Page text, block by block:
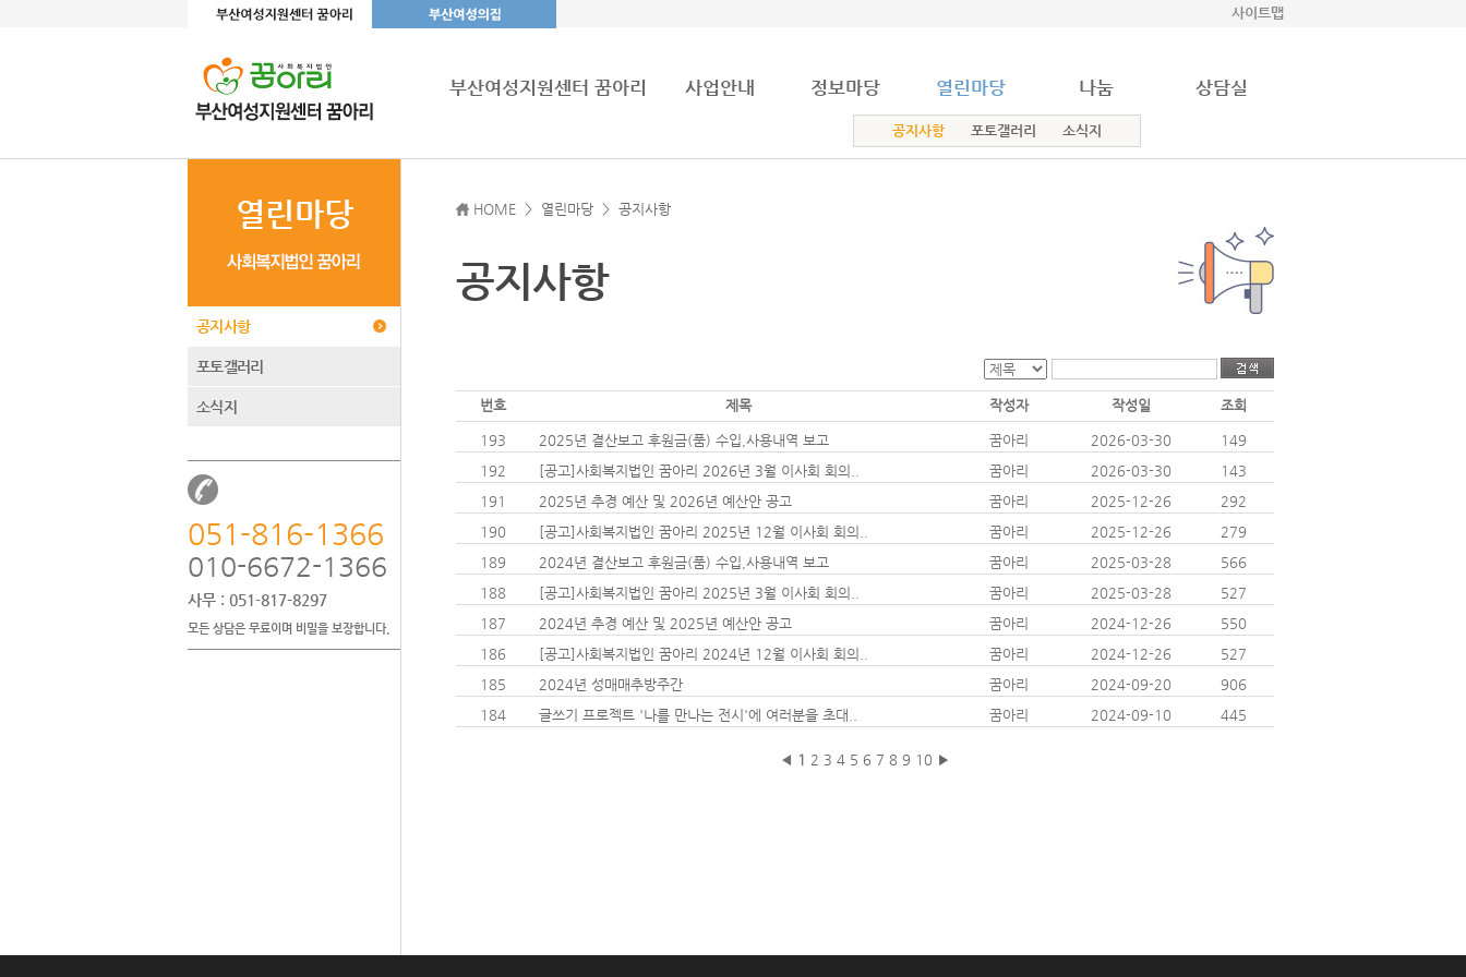
사이트맵
부산여성지원센터 꿈아리 사업안내 정보마당 열린마당
공지사항 포토갤러리 소식지
나눔 상담실
열린마당
공지사항
포토갤러리
소식지
051-816-1366
010-6672-1366
사무 : 051-817-8297
모든 상담은 무료이며 비밀을 보장합니다.
HOME > 열린마당 > 공지사항
공지사항
번호 제목 작성자 작성일 조회
193 2025년 결산보고 후원금(품) 수입,사용내역 보고 꿈아리 2026-03-30
149
192
[공고]사회복지법인 꿈아리 2026년 3월 이사회 회의.. 꿈아리 2026-03-30
143
191
2025년 추경 예산 및 2026년 예산안 공고 꿈아리 2025-12-26
292
190
[공고]사회복지법인 꿈아리 2025년 12월 이사회 회의.. 꿈아리 2025-12-26
279
189
2024년 결산보고 후원금(품) 수입,사용내역 보고 꿈아리 2025-03-28
566
188
[공고]사회복지법인 꿈아리 2025년 3월 이사회 회의.. 꿈아리 2025-03-28
527
187
2024년 추경 예산 및 2025년 예산안 공고 꿈아리 2024-12-26
550
186
[공고]사회복지법인 꿈아리 2024년 12월 이사회 회의.. 꿈아리 2024-12-26
527
185
2024년 성매매추방주간 꿈아리 2024-09-20
906
184
글쓰기 프로젝트 '나를 만나는 전시'에 여러분을 초대.. 꿈아리 2024-09-10 445
◀ 1 2 3 4 5 6 7 8 9 10 ▶